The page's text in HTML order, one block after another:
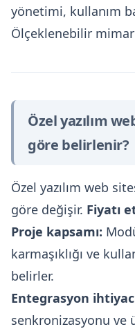
yönetimi, kullanım
Ölçeklenebilir
Özel yazılım
göre belirlenir?
Özel yazılım web
göre değişir. Fiyatı
Proje kapsamı:
karmaşıklığı ve
belirler.
Entegrasyon
senkronizasyonu ve